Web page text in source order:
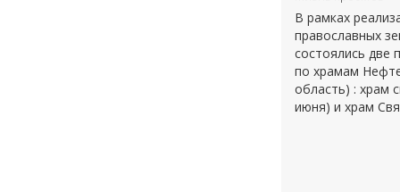
В рамках
православных
состоялись две
по храмам
область) : храм
июня) и храм